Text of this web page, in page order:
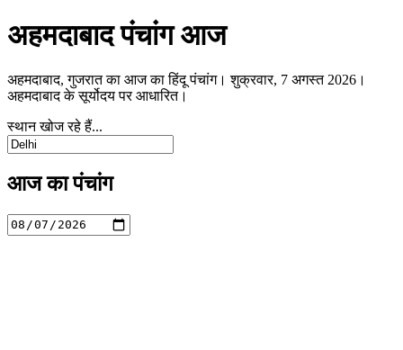
अहमदाबाद पंचांग आज
अहमदाबाद, गुजरात का आज का हिंदू पंचांग। शुक्रवार, 7 अगस्त 2026।
अहमदाबाद के सूर्योदय पर आधारित।
स्थान खोज रहे हैं...
आज का पंचांग